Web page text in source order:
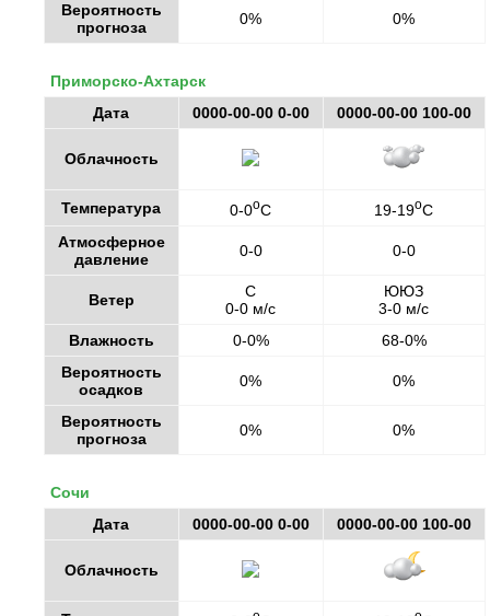
Вероятность
прогноза
0% 0%
Приморско-Ахтарск
Дата
0000-00-00 0-00 0000-00-00 100-00
Облачность
Температура 0-0oC 19-19oC
Атмосферное
давление
0-0 0-0
Ветер
С
0-0 м/с
ЮЮЗ
3-0 м/с
Влажность
0-0%
68-0%
Вероятность
осадков
0% 0%
Вероятность
прогноза
0% 0%
Сочи
Дата
0000-00-00 0-00 0000-00-00 100-00
Облачность